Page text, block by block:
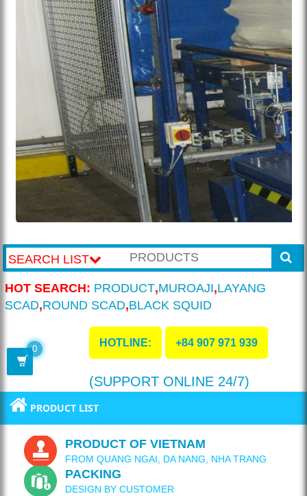
SEARCH LIST
HOT SEARCH: PRODUCT,MUROAJI,LAYANG
SCAD,ROUND SCAD,BLACK SQUID
0
HOTLINE: +84 907 971 939
(SUPPORT ONLINE 24/7)
PRODUCT LIST
PRODUCT OF VIETNAM
FROM QUANG NGAI, DA NANG, NHA TRANG
PACKING
DESIGN BY CUSTOMER